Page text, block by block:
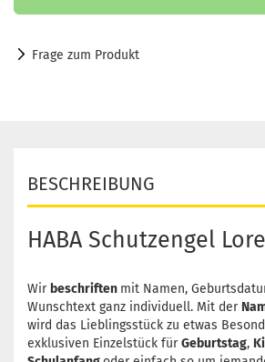
Frage zum Produkt
BESCHREIBUNG
HABA Schutzengel Lore
Wir beschriften mit Namen,
Wunschtext ganz individuell. Mit der
wird das Lieblingsstück zu etwas
exklusiven Einzelstück fürGeburtstag,